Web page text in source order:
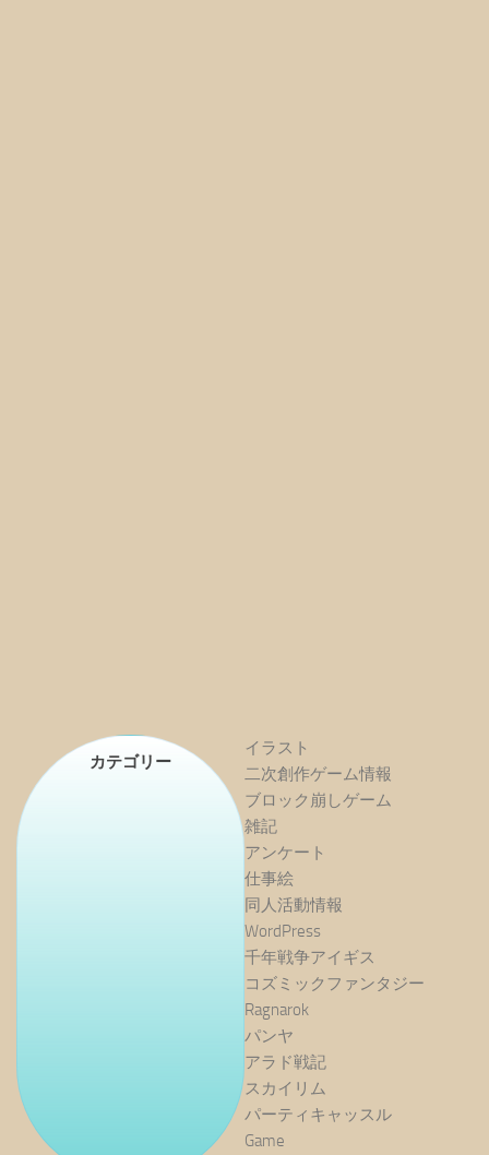
カテゴリー
イラスト
二次創作ゲーム情報
ブロック崩しゲーム
雑記
アンケート
仕事絵
同人活動情報
WordPress
千年戦争アイギス
コズミックファンタジー
Ragnarok
パンヤ
アラド戦記
スカイリム
パーティキャッスル
Game